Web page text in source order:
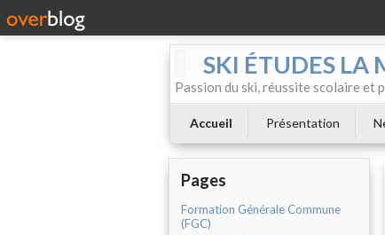
SKI ÉTUDES LA
Passion du ski, réussite scolaire et
Accueil Présentation
Pages
Formation Générale Commune
(FGC)